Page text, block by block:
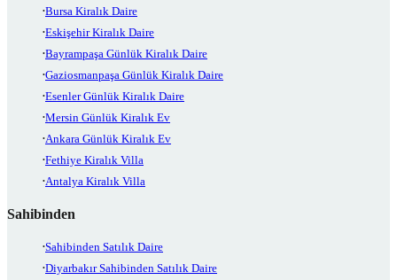
Bursa Kiralık Daire
Eskişehir Kiralık Daire
Bayrampaşa Günlük Kiralık Daire
Gaziosmanpaşa Günlük Kiralık Daire
Esenler Günlük Kiralık Daire
Mersin Günlük Kiralık Ev
Ankara Günlük Kiralık Ev
Fethiye Kiralık Villa
Antalya Kiralık Villa
Sahibinden
Sahibinden Satılık Daire
Diyarbakır Sahibinden Satılık Daire